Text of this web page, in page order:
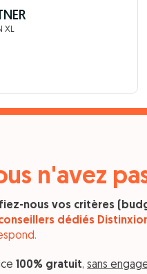
XL
n'avez
nous vos critères
dédiés
100% gratuit,sans